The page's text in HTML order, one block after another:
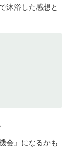
沐浴した感想と
会』になるかも